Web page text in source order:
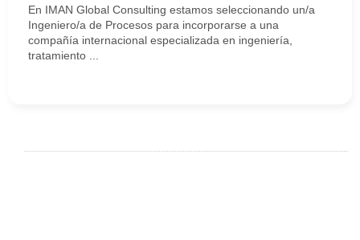
En IMAN Global Consulting estamos seleccionando un/a
Ingeniero/a de Procesos para incorporarse a una
compañía internacional especializada en ingeniería,
tratamiento ...